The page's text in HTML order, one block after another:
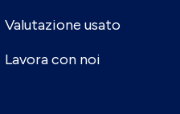
Valutazione usato
Lavora con noi